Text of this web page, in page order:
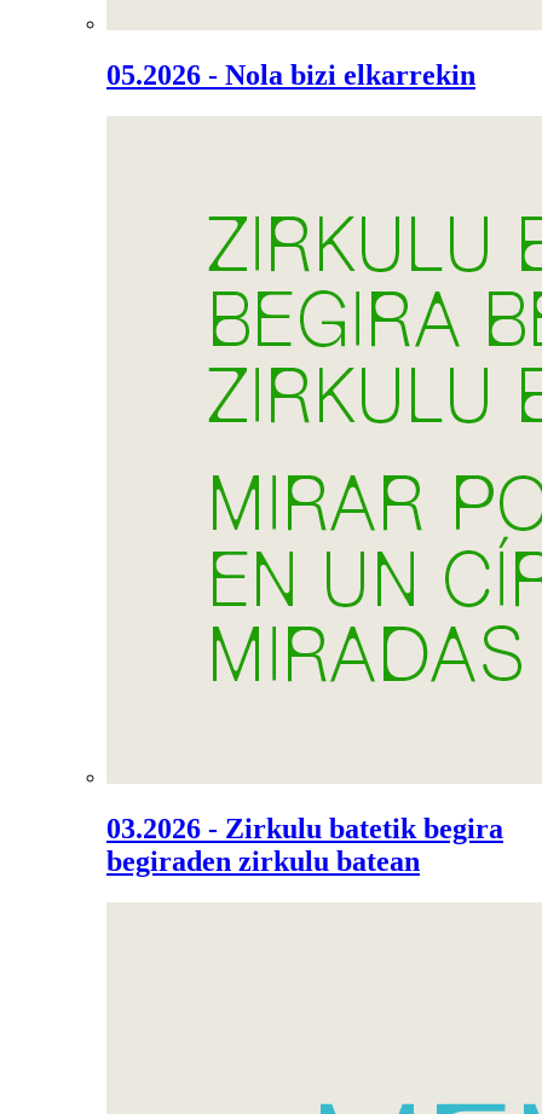
05.2026 - Nola bizi elkarrekin
03.2026 - Zirkulu batetik begira
begiraden zirkulu batean